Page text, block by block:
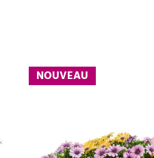
NOUVEAU